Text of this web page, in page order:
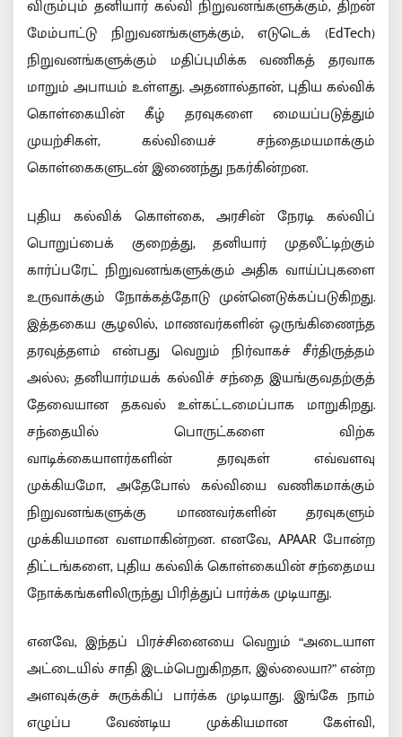
விரும்பும் தனியார் கல்வி நிறுவனங்களுக்கும், திறன்
மேம்பாட்டு நிறுவனங்களுக்கும், எடுடெக் (EdTech)
நிறுவனங்களுக்கும் மதிப்புமிக்க வணிகத் தரவாக
மாறும் அபாயம் உள்ளது. அதனால்தான், புதிய கல்விக்
கொள்கையின் கீழ் தரவுகளை மையப்படுத்தும்
முயற்சிகள், கல்வியைச் சந்தைமயமாக்கும்
கொள்கைகளுடன் இணைந்து நகர்கின்றன.
புதிய கல்விக் கொள்கை, அரசின் நேரடி கல்விப்
பொறுப்பைக் குறைத்து, தனியார் முதலீட்டிற்கும்
கார்ப்பரேட் நிறுவனங்களுக்கும் அதிக வாய்ப்புகளை
உருவாக்கும் நோக்கத்தோடு முன்னெடுக்கப்படுகிறது.
இத்தகைய சூழலில், மாணவர்களின் ஒருங்கிணைந்த
தரவுத்தளம் என்பது வெறும் நிர்வாகச் சீர்திருத்தம்
அல்ல; தனியார்மயக் கல்விச் சந்தை இயங்குவதற்குத்
தேவையான தகவல் உள்கட்டமைப்பாக மாறுகிறது.
சந்தையில் பொருட்களை விற்க
வாடிக்கையாளர்களின் தரவுகள் எவ்வளவு
முக்கியமோ, அதேபோல் கல்வியை வணிகமாக்கும்
நிறுவனங்களுக்கு மாணவர்களின் தரவுகளும்
முக்கியமான வளமாகின்றன. எனவே, APAAR போன்ற
திட்டங்களை, புதிய கல்விக் கொள்கையின் சந்தைமய
நோக்கங்களிலிருந்து பிரித்துப் பார்க்க முடியாது.
எனவே, இந்தப் பிரச்சினையை வெறும் “அடையாள
அட்டையில் சாதி இடம்பெறுகிறதா, இல்லையா?” என்ற
அளவுக்குச் சுருக்கிப் பார்க்க முடியாது. இங்கே நாம்
எழுப்ப வேண்டிய முக்கியமான கேள்வி,